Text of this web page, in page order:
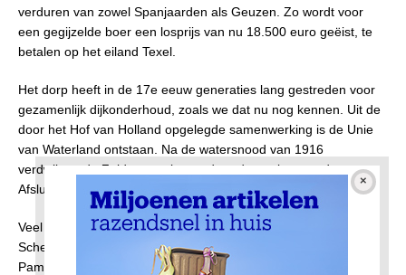
verduren van zowel Spanjaarden als Geuzen. Zo wordt voor
een gegijzelde boer een losprijs van nu 18.500 euro geëist, te
betalen op het eiland Texel.
Het dorp heeft in de 17e eeuw generaties lang gestreden voor
gezamenlijk dijkonderhoud, zoals we dat nu nog kennen. Uit de
door het Hof van Holland opgelegde samenwerking is de Unie
van Waterland ontstaan. Na de watersnood van 1916
verdwijnen de Zuiderzee-vissers door de aanleg van de
Afsluitdijk.
Veel mensen kennen het dorp van de Oranjesluizen en de
Schellingwouderbrug. Of misschien van een boottochtje naar
Pampus of het Vuurtoreneiland. Onbekender is dat